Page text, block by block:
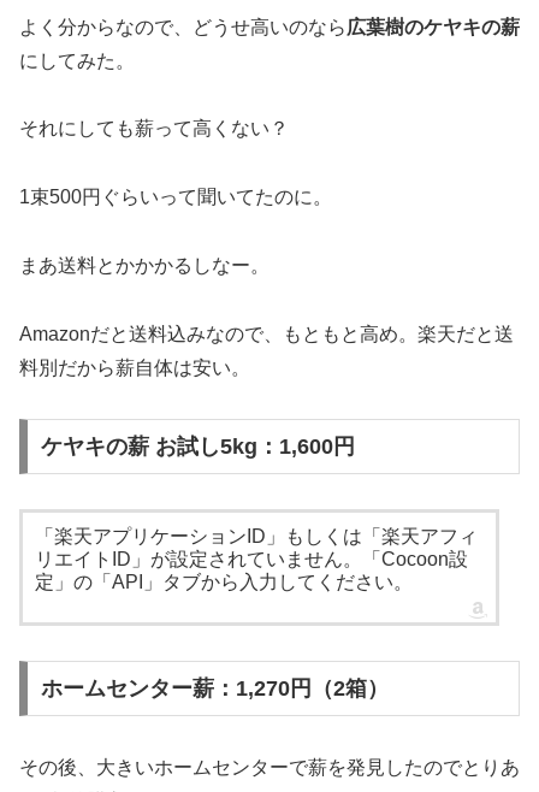
よく分からなので、どうせ高いのなら広葉樹のケヤキの薪
にしてみた。
それにしても薪って高くない？
1束500円ぐらいって聞いてたのに。
まあ送料とかかかるしなー。
Amazonだと送料込みなので、もともと高め。楽天だと送
料別だから薪自体は安い。
ケヤキの薪 お試し5kg：1,600円
「楽天アプリケーションID」もしくは「楽天アフィ
リエイトID」が設定されていません。「Cocoon設
定」の「API」タブから入力してください。
ホームセンター薪：1,270円（2箱）
その後、大きいホームセンターで薪を発見したのでとりあ